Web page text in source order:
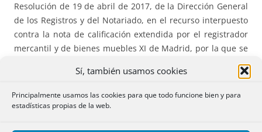
Sí, también usamos cookies
Principalmente usamos las cookies para que todo funcione bien y para
estadísticas propias de la web.
Resolución de 19 de abril de 2017, de la Dirección General
de los Registros y del Notariado, en el recurso interpuesto
contra la nota de calificación extendida por el registrador
mercantil y de bienes muebles XI de Madrid, por la que se
suspende la inscripción de una escritura pública de
revocación de poder.
Hechos:Se revoca un poder por un apoderado de la